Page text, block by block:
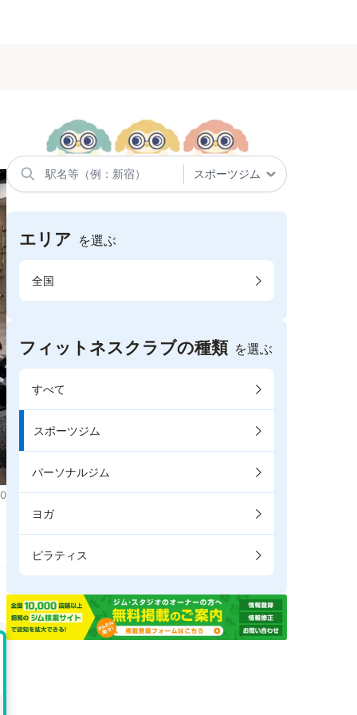
エリア を選ぶ
全国
フィットネスクラブの種類 を選ぶ
すべて
スポーツジム
パーソナルジム
ヨガ
ピラティス